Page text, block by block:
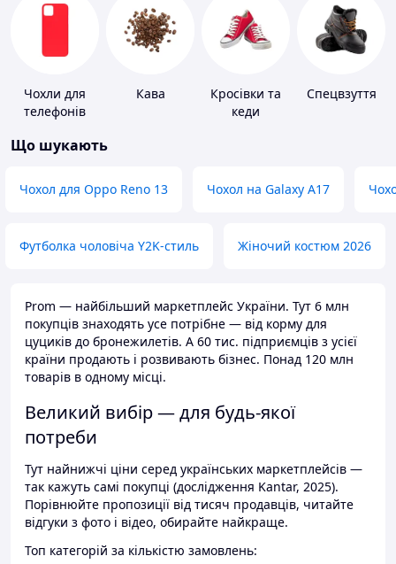
Чохли для
телефонів
Кава
Кросівки та
кеди
Спецвзуття
Що шукають
Чохол для Oppo Reno 13 Чохол на Galaxy A17
Футболка чоловіча Y2K-стиль Жіночий костюм 2026
Prom — найбільший маркетплейс України. Тут 6 млн
покупців знаходять усе потрібне — від корму для
цуциків до бронежилетів. А 60 тис. підприємців з усієї
країни продають і розвивають бізнес. Понад 120 млн
товарів в одному місці.
Великий вибір — для будь-якої
потреби
Тут найнижчі ціни серед українських маркетплейсів —
так кажуть самі покупці (дослідження Kantar, 2025).
Порівнюйте пропозиції від тисяч продавців, читайте
відгуки з фото і відео, обирайте найкраще.
Топ категорій за кількістю замовлень: